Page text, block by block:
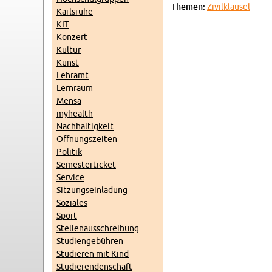
Karls­ru­he
KIT
Kon­zert
Kul­tur
Kunst
Lehr­amt
Lern­raum
Mensa
myhe­alth
Nach­hal­tig­keit
Öff­nungs­zei­ten
Po­li­tik
Se­mes­ter­ti­cket
Ser­vice
Sit­zungs­ein­la­dung
So­zia­les
Sport
Stel­len­aus­schrei­bung
Stu­di­en­ge­büh­ren
Stu­die­ren mit Kind
Stu­die­ren­den­schaft
The­men: Zi­vil­klau­sel